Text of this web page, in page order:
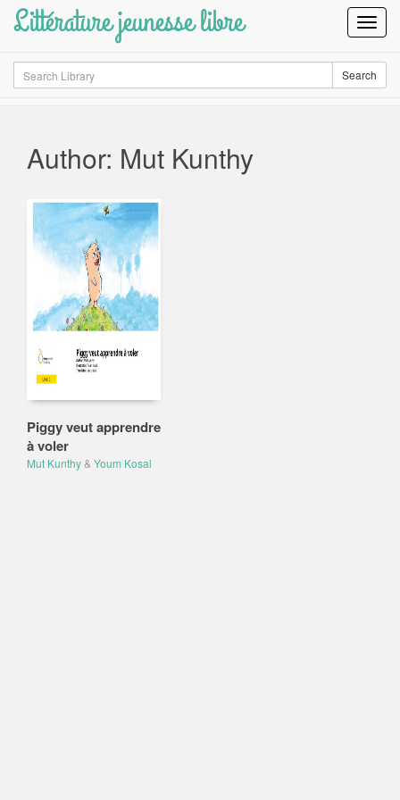
Littérature jeunesse libre
Search Search
Author: Mut Kunthy
Piggy veut apprendre
à voler
Mut Kunthy& Youm Kosal